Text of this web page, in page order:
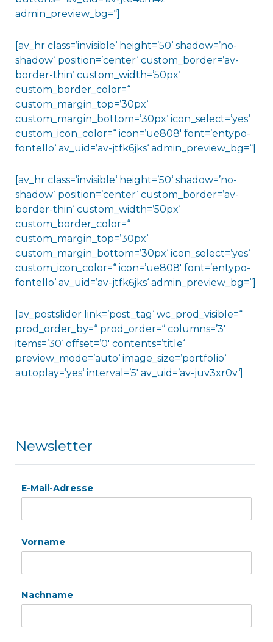
admin_preview_bg=“]
[av_hr class=’invisible‘ height=’50‘ shadow=’no-
shadow‘ position=’center‘ custom_border=’av-
border-thin‘ custom_width=’50px‘
custom_border_color=“
custom_margin_top=’30px‘
custom_margin_bottom=’30px‘ icon_select=’yes‘
custom_icon_color=“ icon=’ue808′ font=’entypo-
fontello‘ av_uid=’av-jtfk6jks‘ admin_preview_bg=“]
[av_hr class=’invisible‘ height=’50‘ shadow=’no-
shadow‘ position=’center‘ custom_border=’av-
border-thin‘ custom_width=’50px‘
custom_border_color=“
custom_margin_top=’30px‘
custom_margin_bottom=’30px‘ icon_select=’yes‘
custom_icon_color=“ icon=’ue808′ font=’entypo-
fontello‘ av_uid=’av-jtfk6jks‘ admin_preview_bg=“]
[av_postslider link=’post_tag‘ wc_prod_visible=“
prod_order_by=“ prod_order=“ columns=’3′
items=’30‘ offset=’0′ contents=’title‘
preview_mode=’auto‘ image_size=’portfolio‘
autoplay=’yes‘ interval=’5′ av_uid=’av-juv3xr0v‘]
Newsletter
E-Mail-Adresse
Vorname
Nachname